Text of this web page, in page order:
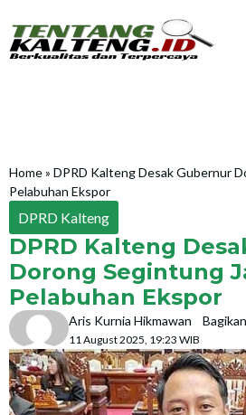
Home» DPRD Kalteng Desak Gubernur
Pelabuhan Ekspor
DPRD Kalteng
DPRD Kalteng
Dorong Segintung
Pelabuhan Ekspor
Aris Kurnia Hikmawan
11 August 2025, 19:23 WIB
Bagikan